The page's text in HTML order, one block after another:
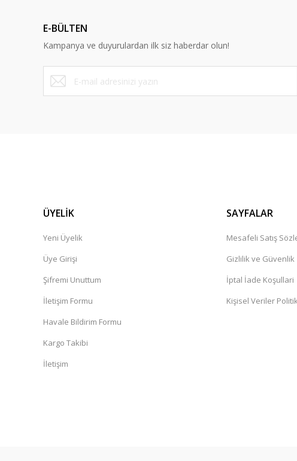
Ürün fiyatı diğer sitelerden daha pahalı.
Bu ürüne benzer farklı alternatifler olmalı.
E-BÜLTEN
Kampanya ve duyurulardan ilk siz haberdar olun!
ÜYELİK
Yeni Üyelik
Üye Girişi
Şifremi Unuttum
İletişim Formu
Havale Bildirim Formu
Kargo Takibi
İletişim
SAYFALAR
Mesafeli Satış
Gizlilik ve Güvenlik
İptal İade Koşullari
Kişisel Veriler